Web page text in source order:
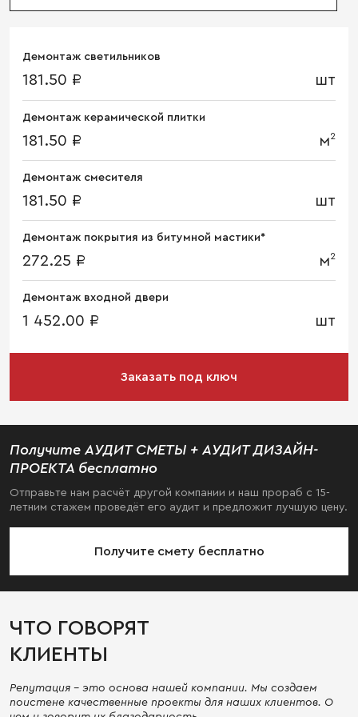
Демонтаж светильников
181.50 ₽ шт
Демонтаж керамической плитки
181.50 ₽ м2
Демонтаж смесителя
181.50 ₽ шт
Демонтаж покрытия из битумной мастики*
272.25 ₽ м2
Демонтаж входной двери
1 452.00 ₽ шт
Заказать под ключ
Получите АУДИТ СМЕТЫ + АУДИТ ДИЗАЙН-
ПРОЕКТА бесплатно
Отправьте нам расчёт другой компании и наш прораб с 15-
летним стажем проведёт его аудит и предложит лучшую цену.
Получите смету бесплатно
ЧТО ГОВОРЯТ
КЛИЕНТЫ
Репутация - это основа нашей компании. Мы создаем
поистене качественные проекты для наших клиентов. О